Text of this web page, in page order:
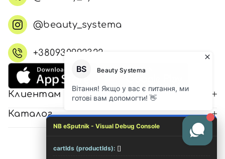
@beauty_systema
+380930992322
Клиентам
Каталог
© 2026 Все права защищены
NB eSputnik - Visual Debug Console
cartIds (productIds): []